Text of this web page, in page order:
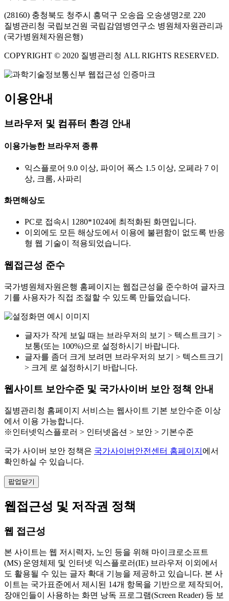
(28160) 충청북도 청주시 흥덕구 오송읍 오송생명2로 220
질병관리청 국립보건원 국립감염병연구소 병원체자원관리과
(국가병원체자원은행)
COPYRIGHT © 2020 질병관리청 ALL RIGHTS RESERVED.
이용안내
브라우저 및 컴퓨터 환경 안내
이용가능한 브라우저 종류
익스플로어 9.0 이상, 파이어 폭스 1.5 이상, 오페라 7 이
상, 크롬, 사파리
화면해상도
PC로 접속시 1280*1024에 최적화된 화면입니다.
이외에도 모든 해상도에서 이용에 불편함이 없도록 반응
형 웹 기술이 적용되었습니다.
웹접근성 준수
국가병원체자원은행 홈페이지는 웹접근성을 준수하여 글자크
기를 사용자가 직접 조절할 수 있도록 만들었습니다.
글자가 작게 보일 때는 브라우저의 보기 > 텍스트크기 >
보통(또는 100%)으로 설정하시기 바랍니다.
글자를 좀더 크게 보려면 브라우저의 보기 > 텍스트크기
> 크게 로 설정하시기 바랍니다.
웹사이트 보안수준 및 국가사이버 보안 정책 안내
질병관리청 홈페이지 서비스는 웹사이트 기본 보안수준 이상
에서 이용 가능합니다.
※인터넷익스플로러 > 인터넷옵션 > 보안 > 기본수준
국가 사이버 보안 정책은 국가사이버안전센터 홈페이지 에서
확인하실 수 있습니다.
팝업닫기
웹접근성 및 저작권 정책
웹 접근성
본 사이트는 웹 저시력자, 노인 등을 위해 마이크로소프트
(MS) 운영체제 및 인터넷 익스플로러(IE) 브라우저 이외에서
도 활용될 수 있는 글자 확대 기능을 제공하고 있습니다. 본 사
이트는 국가표준에서 제시된 14개 항목을 기반으로 제작되어,
장애인들이 사용하는 화면 낭독 프로그램(Screen Reader) 등 보